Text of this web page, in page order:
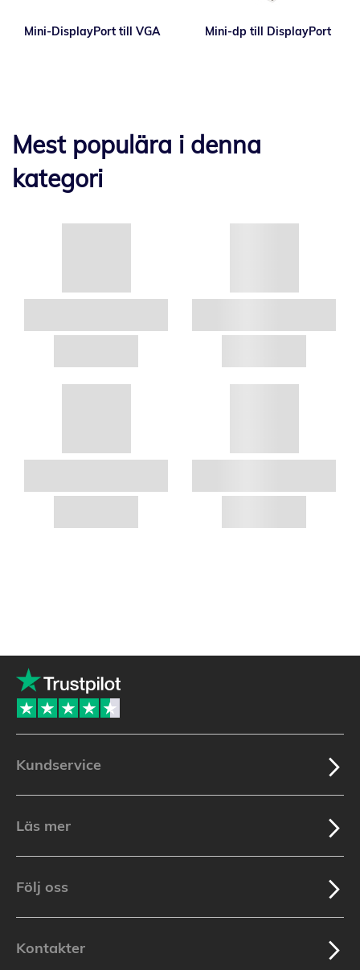
Mini-DisplayPort till VGA Mini-dp till DisplayPort
Mest populära i denna
kategori
Kundservice
Läs mer
Följ oss
Kontakter